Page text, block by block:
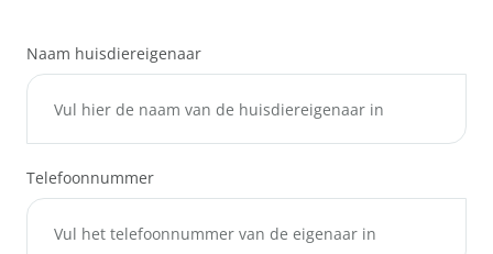
Naam huisdiereigenaar
Telefoonnummer